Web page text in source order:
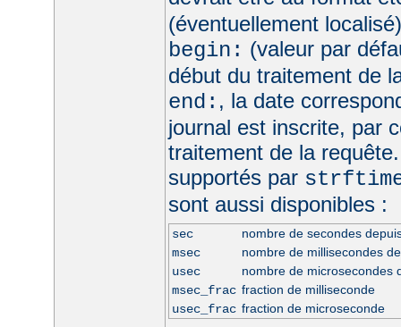
(éventuellement
begin: (valeur par
début du traitement de
end: , la date
journal est inscrite, par
traitement de la
supportés par
sont aussi disponibles :
sec
nombre de secondes
msec
nombre de millisecondes
usec
nombre de microsecondes
msec_frac fraction de milliseconde
usec_frac fraction de microseconde